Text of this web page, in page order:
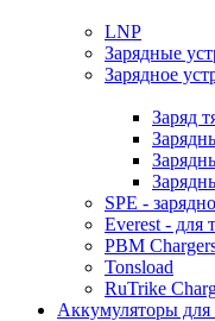
LNP
Зарядные
Зарядное
Заряд
SPE -
Everest - для
PBM
Tonsload
RuTrike
Аккумуляторы для